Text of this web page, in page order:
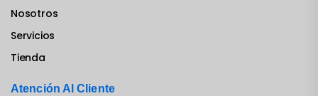
Nosotros
Servicios
Tienda
Atención Al Cliente